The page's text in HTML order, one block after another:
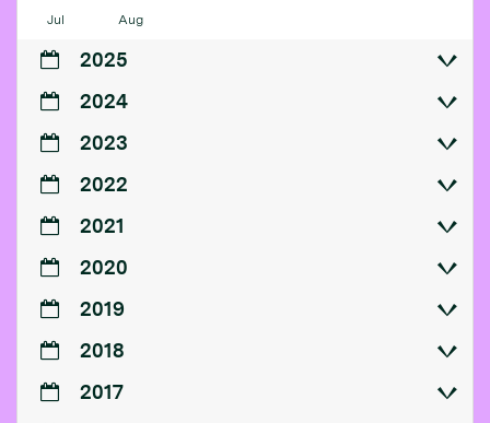
Jul Aug
2025
2024
2023
2022
2021
2020
2019
2018
2017